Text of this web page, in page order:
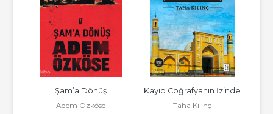
Şam’a Dönüş
Adem Özköse
Kayıp Coğrafyanın İzinde
Taha Kılınç